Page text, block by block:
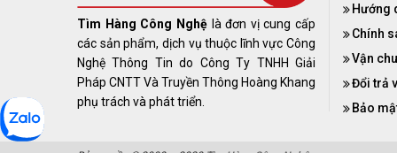
Tìm Hàng Công Nghệ là đơn vị cung cấp
các sản phẩm, dịch vụ thuộc lĩnh vực Công
Nghệ Thông Tin do Công Ty TNHH Giải
Pháp CNTT Và Truyền Thông Hoàng Khang
phụ trách và phát triển.
Hướng
Chính
Vận
Đổi trả
Bảo